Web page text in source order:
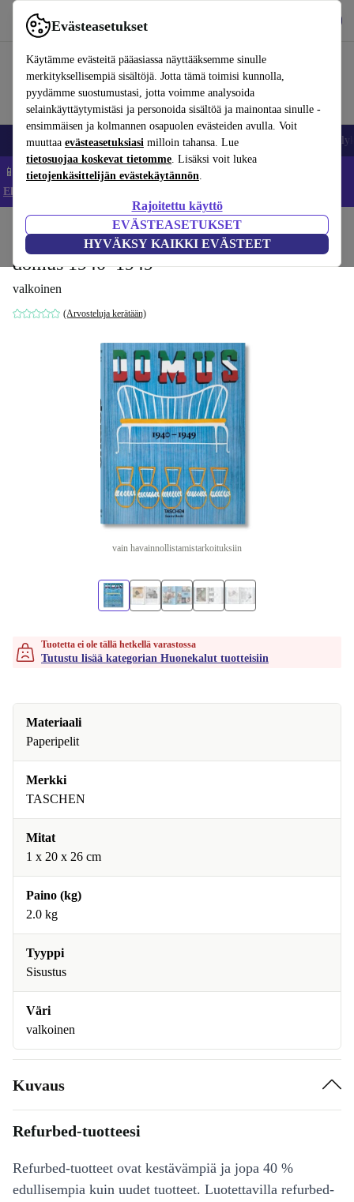
Evästeasetukset
Käytämme evästeitä pääasiassa näyttääksemme sinulle
merkityksellisempiä sisältöjä. Jotta tämä toimisi kunnolla,
pyydämme suostumustasi, jotta voimme analysoida
selainkäyttäytymistäsi ja personoida sisältöä ja mainontaa sinulle -
ensimmäisen ja kolmannen osapuolen evästeiden avulla. Voit
muuttaa evästeasetuksiasi milloin tahansa. Lue
tietosuojaa koskevat tietomme. Lisäksi voit lukea
tietojenkäsittelijän evästekäytännön.
Rajoitettu käyttö
EVÄSTEASETUKSET
HYVÄKSY KAIKKI EVÄSTEET
Käytä refurbed-palvelua nopeasti ja helposti
Matkapuhelimet ja älypuhelimet Kannettavat tietokoneet
📱 Säästä 5 % LISÄÄ iPhoneista – Koodi: IPHONEDEAL –
Ehdot ja säännöt
Huonekalut
domus 1940–1949
valkoinen
(Arvosteluja kerätään)
vain havainnollistamistarkoituksiin
Tuotetta ei ole tällä hetkellä varastossa
Tutustu lisää kategorian Huonekalut tuotteisiin
Materiaali
Paperipelit
Merkki
TASCHEN
Mitat
1 x 20 x 26 cm
Paino (kg)
2.0 kg
Tyyppi
Sisustus
Väri
valkoinen
Kuvaus
Refurbed-tuotteesi
Refurbed-tuotteet ovat kestävämpiä ja jopa 40 %
edullisempia kuin uudet tuotteet. Luotettavilla refurbed-